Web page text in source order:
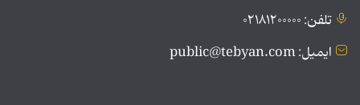
تلفن: ۰۲۱۸۱۲۰۰۰۰۰
ایمیل: public@tebyan.com